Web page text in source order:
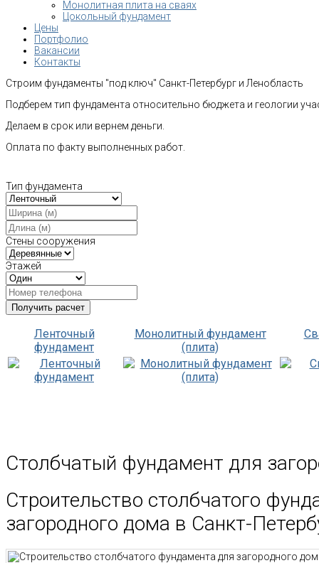
Монолитная плита на сваях
Цокольный фундамент
Цены
Портфолио
Вакансии
Контакты
Строим фундаменты "под ключ" Санкт-Петербург и Ленобласть
Подберем тип фундамента относительно бюджета и геологии
Делаем в срок или вернем деньги.
Оплата по факту выполненных работ.
Тип фундамента
Стены сооружения
Этажей
Ленточный
фундамент
Монолитный фундамент
(плита)
Столбчатый фундамент для
Строительство столбчатого
загородного дома в Санкт-